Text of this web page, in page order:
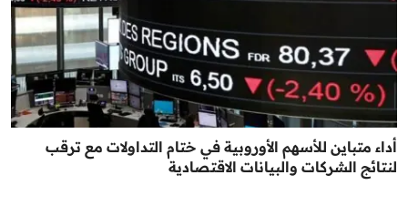
أداء متباين للأسهم الأوروبية في ختام التداولات مع ترقب
لنتائج الشركات والبيانات الاقتصادية